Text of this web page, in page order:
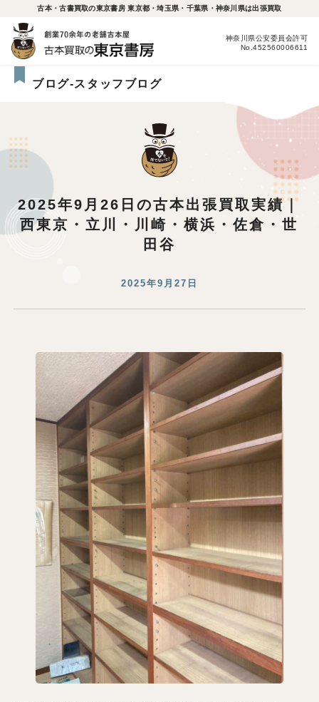
古本・古書買取の東京書房 東京都・埼玉県・千葉県・神奈川県は出張買取
神奈川県公安委員会許可
No.452560006611
ブログ-スタッフブログ
2025年9月26日の古本出張買取実績｜
西東京・立川・川崎・横浜・佐倉・世
田谷
2025年9月27日